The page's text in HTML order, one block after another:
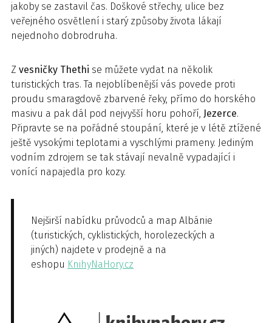
jakoby se zastavil čas. Doškové střechy, ulice bez
veřejného osvětlení i starý způsoby života lákají
nejednoho dobrodruha.
Z vesničky Thethi se můžete vydat na několik
turistických tras. Ta nejoblíbenější vás povede proti
proudu smaragdově zbarvené řeky, přímo do horského
masivu a pak dál pod nejvyšší horu pohoří, Jezerce.
Připravte se na pořádné stoupání, které je v létě ztížené
ještě vysokými teplotami a vyschlými prameny. Jediným
vodním zdrojem se tak stávají nevalně vypadající i
vonící napajedla pro kozy.
Nejširší nabídku průvodců a map Albánie
(turistických, cyklistických, horolezeckých a
jiných) najdete v prodejně a na
eshopu KnihyNaHory.cz